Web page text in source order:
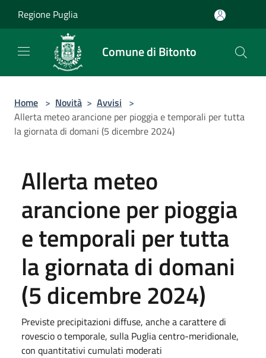
Regione Puglia
Comune di Bitonto
Home > Novità > Avvisi >
Allerta meteo arancione per pioggia e temporali per tutta
la giornata di domani (5 dicembre 2024)
Allerta meteo
arancione per pioggia
e temporali per tutta
la giornata di domani
(5 dicembre 2024)
Previste precipitazioni diffuse, anche a carattere di
rovescio o temporale, sulla Puglia centro-meridionale,
con quantitativi cumulati moderati